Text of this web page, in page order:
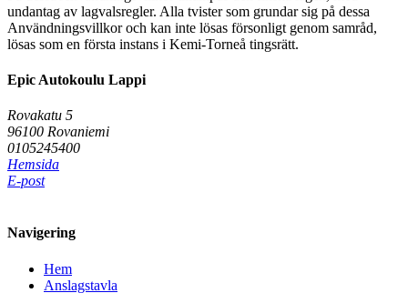
undantag av lagvalsregler. Alla tvister som grundar sig på dessa
Användningsvillkor och kan inte lösas försonligt genom samråd,
lösas som en första instans i Kemi-Torneå tingsrätt.
Epic Autokoulu Lappi
Rovakatu 5
96100 Rovaniemi
0105245400
Hemsida
E-post
Navigering
Hem
Anslagstavla